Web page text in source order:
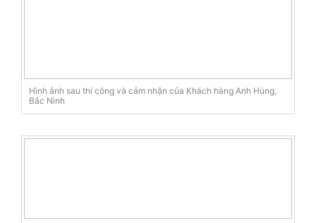
Hình ảnh sau thi công và cảm nhận của Khách hàng Anh Hùng,
Bắc Ninh